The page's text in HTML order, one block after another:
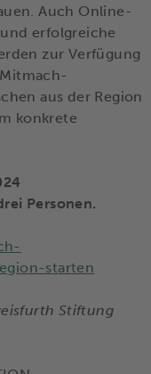
Auch Online-
erfolgreiche
zur Verfügung
aus der Region
konkrete
Personen.
starten
Stiftung